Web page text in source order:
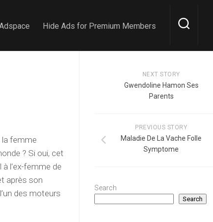
Hide Ads for Premium Members
la femme
? Si oui, cet
l’ex-femme de
après son
des moteurs
NEXT STORY
Gwendoline Hamon Ses
Parents
PREVIOUS STORY
Maladie De La Vache Folle
Symptome
Search
Search